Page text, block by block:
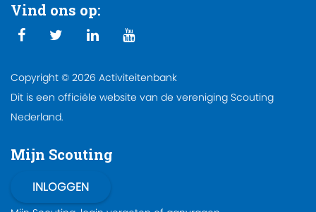
Vind ons op:
Copyright © 2026 Activiteitenbank
Dit is een officiële website van de vereniging Scouting
Nederland.
Mijn Scouting